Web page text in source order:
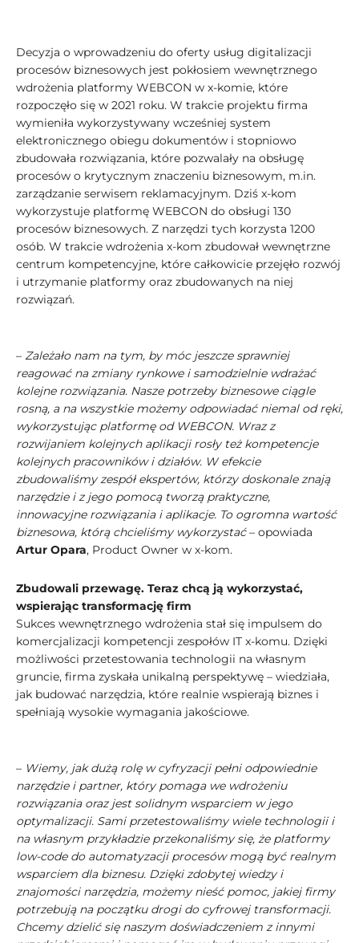
Decyzja o wprowadzeniu do oferty usług digitalizacji
procesów biznesowych jest pokłosiem wewnętrznego
wdrożenia platformy WEBCON w x-komie, które
rozpoczęło się w 2021 roku. W trakcie projektu firma
wymieniła wykorzystywany wcześniej system
elektronicznego obiegu dokumentów i stopniowo
zbudowała rozwiązania, które pozwalały na obsługę
procesów o krytycznym znaczeniu biznesowym, m.in.
zarządzanie serwisem reklamacyjnym. Dziś x-kom
wykorzystuje platformę WEBCON do obsługi 130
procesów biznesowych. Z narzędzi tych korzysta 1200
osób. W trakcie wdrożenia x-kom zbudował wewnętrzne
centrum kompetencyjne, które całkowicie przejęło rozwój
i utrzymanie platformy oraz zbudowanych na niej
rozwiązań.
– Zależało nam na tym, by móc jeszcze sprawniej
reagować na zmiany rynkowe i samodzielnie wdrażać
kolejne rozwiązania. Nasze potrzeby biznesowe ciągle
rosną, a na wszystkie możemy odpowiadać niemal od ręki,
wykorzystując platformę od WEBCON. Wraz z
rozwijaniem kolejnych aplikacji rosły też kompetencje
kolejnych pracowników i działów. W efekcie
zbudowaliśmy zespół ekspertów, którzy doskonale znają
narzędzie i z jego pomocą tworzą praktyczne,
innowacyjne rozwiązania i aplikacje. To ogromna wartość
biznesowa, którą chcieliśmy wykorzystać– opowiada
Artur Opara, Product Owner w x-kom.
Zbudowali przewagę. Teraz chcą ją wykorzystać,
wspierając transformację firm
Sukces wewnętrznego wdrożenia stał się impulsem do
komercjalizacji kompetencji zespołów IT x-komu. Dzięki
możliwości przetestowania technologii na własnym
gruncie, firma zyskała unikalną perspektywę – wiedziała,
jak budować narzędzia, które realnie wspierają biznes i
spełniają wysokie wymagania jakościowe.
– Wiemy, jak dużą rolę w cyfryzacji pełni odpowiednie
narzędzie i partner, który pomaga we wdrożeniu
rozwiązania oraz jest solidnym wsparciem w jego
optymalizacji. Sami przetestowaliśmy wiele technologii i
na własnym przykładzie przekonaliśmy się, że platformy
low-code do automatyzacji procesów mogą być realnym
wsparciem dla biznesu. Dzięki zdobytej wiedzy i
znajomości narzędzia, możemy nieść pomoc, jakiej firmy
potrzebują na początku drogi do cyfrowej transformacji.
Chcemy dzielić się naszym doświadczeniem z innymi